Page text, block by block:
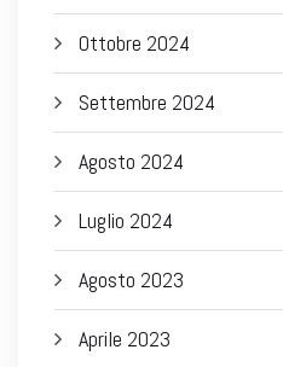
Ottobre 2024
Settembre 2024
Agosto 2024
Luglio 2024
Agosto 2023
Aprile 2023